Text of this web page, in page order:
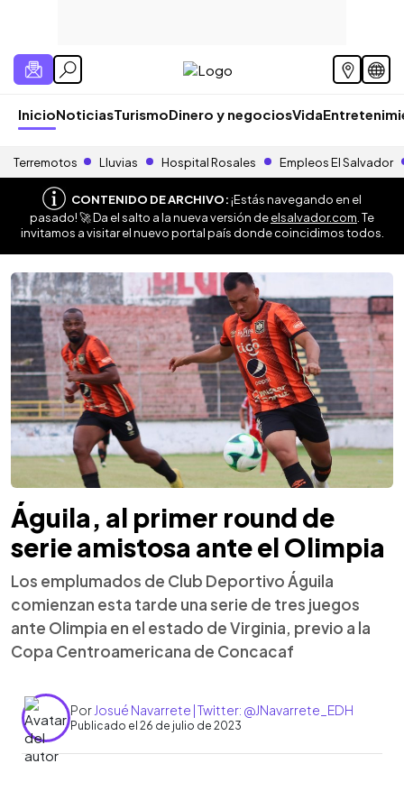
InicioNoticiasTurismoDinero y negociosVida
Terremotos Lluvias Hospital Rosales Empleos El Salvador
CONTENIDO DE ARCHIVO:¡Estás navegando en el
pasado! 🚀 Da el salto a la nueva versión deelsalvador.com . Te
invitamos a visitar el nuevo portal país donde coincidimos todos.
Águila, al primer round de
serie amistosa ante el Olimpia
Los emplumados de Club Deportivo Águila
comienzan esta tarde una serie de tres juegos
ante Olimpia en el estado de Virginia, previo a la
Copa Centroamericana de Concacaf
Por Josué Navarrete | Twitter: @JNavarrete_EDH
Publicado el 26 de julio de 2023